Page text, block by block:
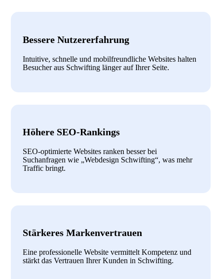
Bessere Nutzererfahrung
Intuitive, schnelle und mobilfreundliche Websites halten
Besucher aus Schwifting länger auf Ihrer Seite.
Höhere SEO-Rankings
SEO-optimierte Websites ranken besser bei
Suchanfragen wie „Webdesign Schwifting“, was mehr
Traffic bringt.
Stärkeres Markenvertrauen
Eine professionelle Website vermittelt Kompetenz und
stärkt das Vertrauen Ihrer Kunden in Schwifting.